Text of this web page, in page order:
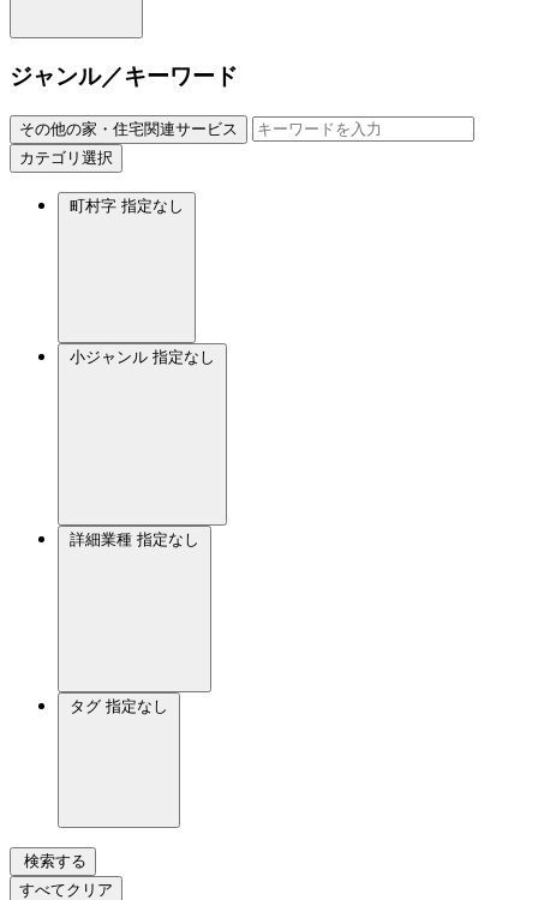
ジャンル／キーワード
その他の家・住宅関連サービス
カテゴリ選択
町村字 指定なし
小ジャンル 指定なし
詳細業種 指定なし
タグ 指定なし
検索する
すべてクリア